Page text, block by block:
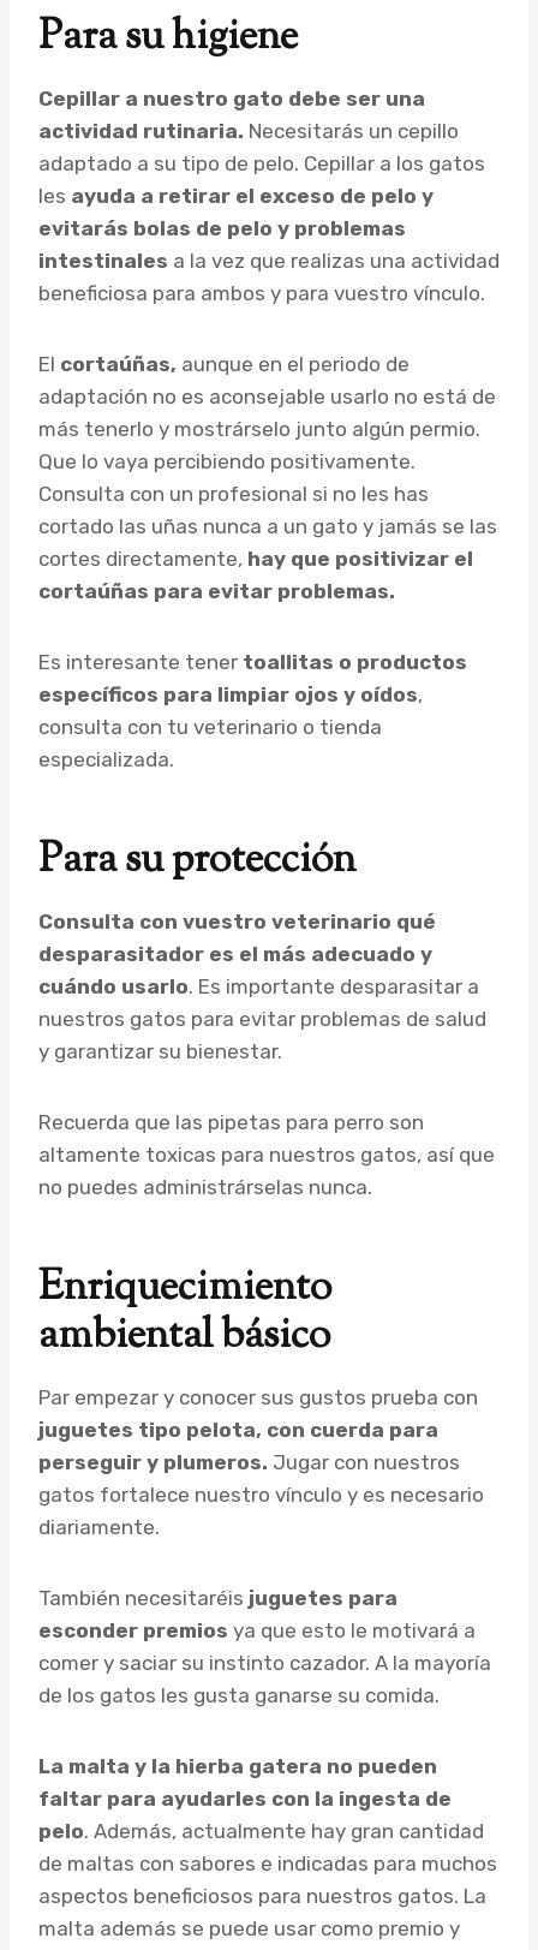
Para su higiene
Cepillar a nuestro gato debe ser una
actividad rutinaria. Necesitarás un cepillo
adaptado a su tipo de pelo. Cepillar a los gatos
les ayuda a retirar el exceso de pelo y
evitarás bolas de pelo y problemas
intestinales a la vez que realizas una actividad
beneficiosa para ambos y para vuestro vínculo.
El cortaúñas, aunque en el periodo de
adaptación no es aconsejable usarlo no está de
más tenerlo y mostrárselo junto algún permio.
Que lo vaya percibiendo positivamente.
Consulta con un profesional si no les has
cortado las uñas nunca a un gato y jamás se las
cortes directamente, hay que positivizar el
cortaúñas para evitar problemas.
Es interesante tener toallitas o productos
específicos para limpiar ojos y oídos,
consulta con tu veterinario o tienda
especializada.
Para su protección
Consulta con vuestro veterinario qué
desparasitador es el más adecuado y
cuándo usarlo. Es importante desparasitar a
nuestros gatos para evitar problemas de salud
y garantizar su bienestar.
Recuerda que las pipetas para perro son
altamente toxicas para nuestros gatos, así que
no puedes administrárselas nunca.
Enriquecimiento
ambiental básico
Par empezar y conocer sus gustos prueba con
juguetes tipo pelota, con cuerda para
perseguir y plumeros. Jugar con nuestros
gatos fortalece nuestro vínculo y es necesario
diariamente.
También necesitaréis juguetes para
esconder premios ya que esto le motivará a
comer y saciar su instinto cazador. A la mayoría
de los gatos les gusta ganarse su comida.
La malta y la hierba gatera no pueden
faltar para ayudarles con la ingesta de
pelo. Además, actualmente hay gran cantidad
de maltas con sabores e indicadas para muchos
aspectos beneficiosos para nuestros gatos. La
malta además se puede usar como premio y